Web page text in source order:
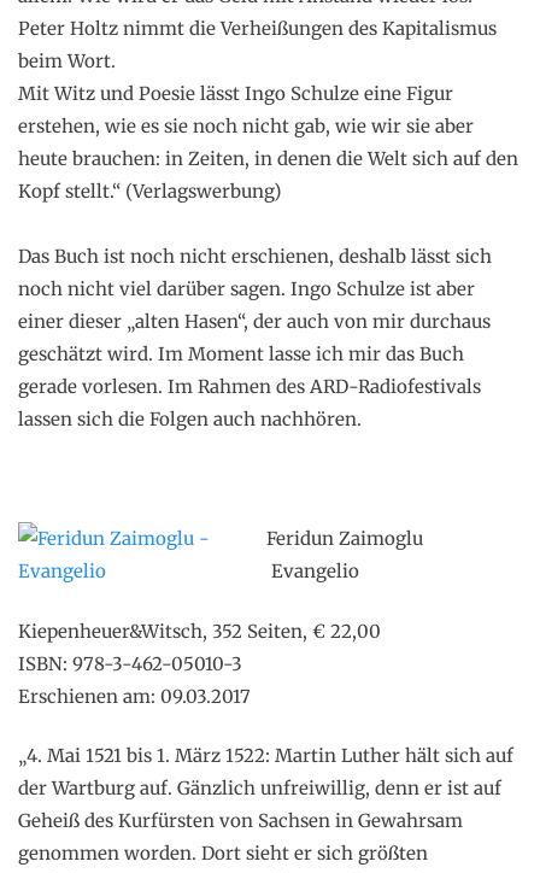
Peter Holtz nimmt die Verheißungen des Kapitalismus
beim Wort.
Mit Witz und Poesie lässt Ingo Schulze eine Figur
erstehen, wie es sie noch nicht gab, wie wir sie aber
heute brauchen: in Zeiten, in denen die Welt sich auf den
Kopf stellt.“ (Verlagswerbung)
Das Buch ist noch nicht erschienen, deshalb lässt sich
noch nicht viel darüber sagen. Ingo Schulze ist aber
einer dieser „alten Hasen“, der auch von mir durchaus
geschätzt wird. Im Moment lasse ich mir das Buch
gerade vorlesen. Im Rahmen des ARD-Radiofestivals
lassen sich die Folgen auch nachhören.
Feridun Zaimoglu
Evangelio
Kiepenheuer&Witsch, 352 Seiten, € 22,00
ISBN: 978-3-462-05010-3
Erschienen am: 09.03.2017
„4. Mai 1521 bis 1. März 1522: Martin Luther hält sich auf
der Wartburg auf. Gänzlich unfreiwillig, denn er ist auf
Geheiß des Kurfürsten von Sachsen in Gewahrsam
genommen worden. Dort sieht er sich größten